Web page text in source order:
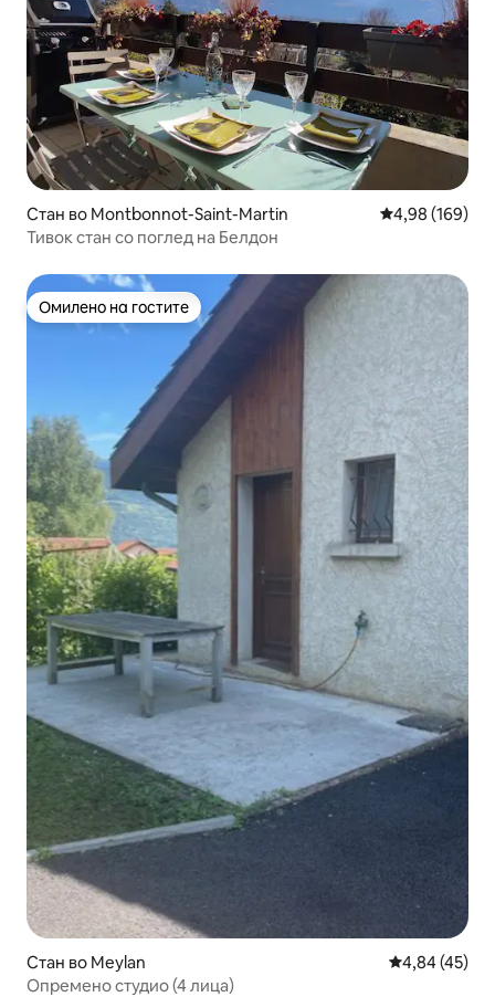
Стан во Montbonnot-Saint-Martin Просечна
4,98 (169)
Тивок стан со поглед на Белдон
Омилено на гостите
Омилено на гостите
Стан во Meylan Просечна
4,84 (45)
Опремено студио (4 лица)